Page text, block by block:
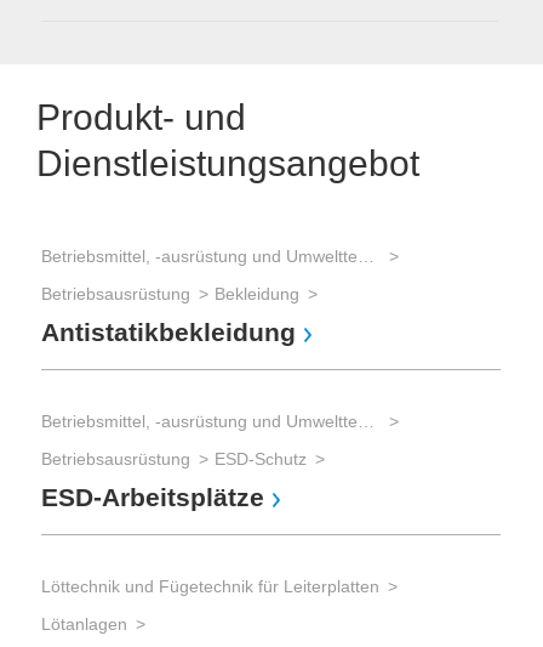
Produkt- und
Dienstleistungsangebot
Betriebsausrüstung
Bekleidung
Antistatikbekleidung
Betriebsausrüstung
ESD-Schutz
ESD-Arbeitsplätze
Löttechnik und Fügetechnik für Leiterplatten
Lötanlagen